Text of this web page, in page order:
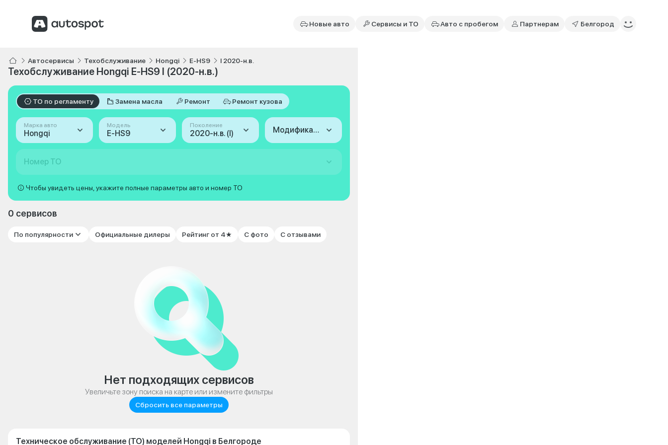
Новые авто Сервисы и ТО Авто с пробегом Партнерам Белгород
Автосервисы Техобслуживание Hongqi E-HS9 I 2020-н.в.
Техобслуживание Hongqi E-HS9 I (2020-н.в.)
ТО по регламенту Замена масла Ремонт Ремонт кузова
Марка авто
Hongqi
Модель
E-HS9
Поколение
2020-н.в. (I) Модификация
Номер ТО
Чтобы увидеть цены, укажите полные параметры авто и номер ТО
0 сервисов
По популярности Официальные дилеры Рейтинг от 4★ С фото С отзывами
Нет подходящих сервисов
Увеличьте зону поиска на карте или измените фильтры
Сбросить все параметры
Техническое обслуживание (ТО) моделей Hongqi в Белгороде